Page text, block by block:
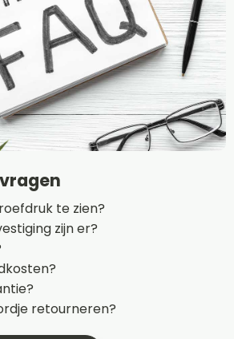
te zien?
zijn er?
retourneren?